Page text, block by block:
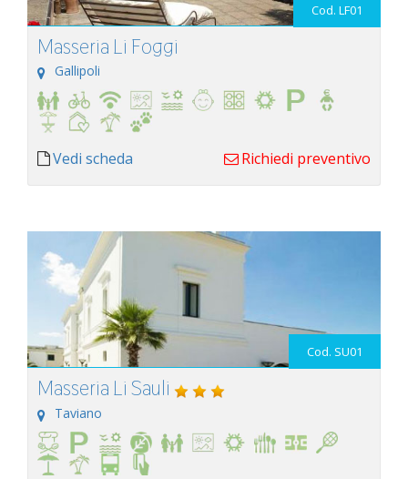
Cod. LF01
Masseria Li Foggi
Gallipoli
Vedi scheda Richiedi preventivo
Cod. SU01
Masseria Li Sauli
Taviano